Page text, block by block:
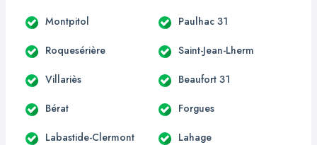
Montpitol Paulhac 31
Roquesérière Saint-Jean-Lherm
Villariès Beaufort 31
Bérat Forgues
Labastide-Clermont Lahage